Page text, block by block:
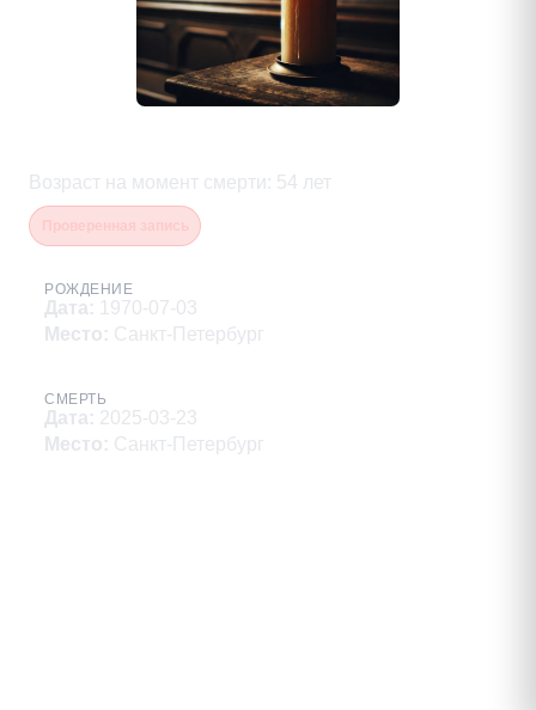
Возраст на момент смерти : 54 лет
РОЖДЕНИЕ
Дата: 1970-07-03
Место: Санкт-Петербург
СМЕРТЬ
Дата: 2025-03-23
Место: Санкт-Петербург